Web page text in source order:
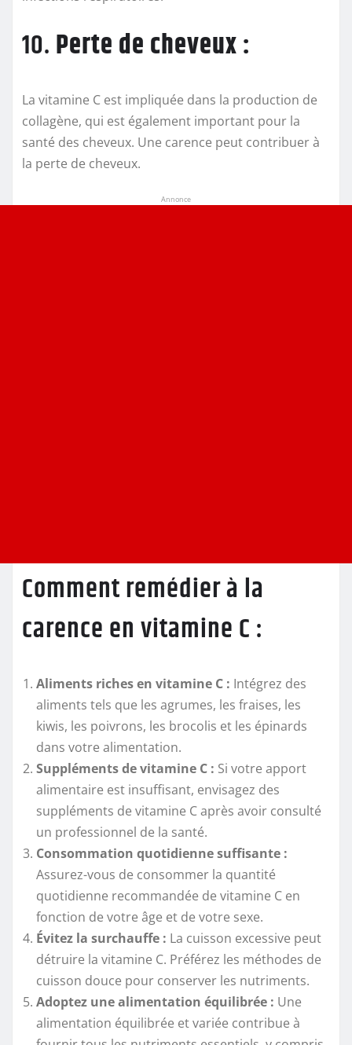
10.Perte de cheveux :
La vitamine C est impliquée dans la production de
collagène, qui est également important pour la
santé des cheveux. Une carence peut contribuer à
la perte de cheveux.
Annonce
Comment remédier à la
carence en vitamine C :
Aliments riches en vitamine C : Intégrez des
aliments tels que les agrumes, les fraises, les
kiwis, les poivrons, les brocolis et les épinards
dans votre alimentation.
Suppléments de vitamine C : Si votre apport
alimentaire est insuffisant, envisagez des
suppléments de vitamine C après avoir consulté
un professionnel de la santé.
Consommation quotidienne suffisante :
Assurez-vous de consommer la quantité
quotidienne recommandée de vitamine C en
fonction de votre âge et de votre sexe.
Évitez la surchauffe : La cuisson excessive peut
détruire la vitamine C. Préférez les méthodes de
cuisson douce pour conserver les nutriments.
Adoptez une alimentation équilibrée : Une
alimentation équilibrée et variée contribue à